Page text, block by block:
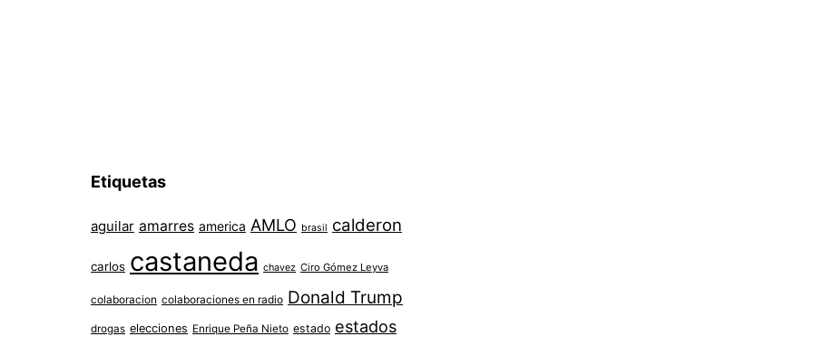
Etiquetas
aguilar amarres america AMLO brasil calderon
carlos castaneda chavez Ciro Gómez Leyva
colaboracion colaboraciones en radio Donald Trump
drogas elecciones Enrique Peña Nieto estado estados